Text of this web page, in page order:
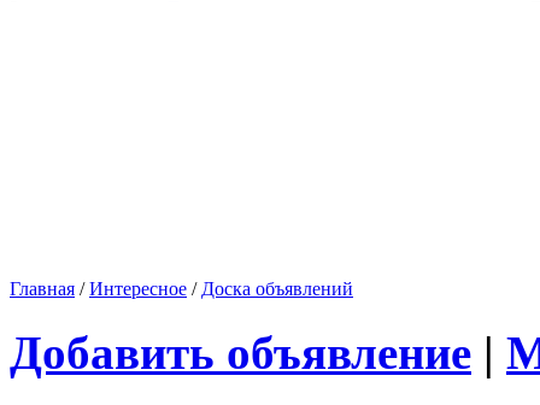
Главная /Интересное / Доска объявлений
Добавить объявление |